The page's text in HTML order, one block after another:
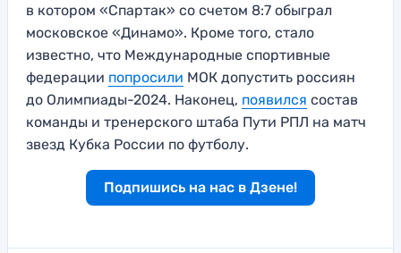
в котором «Спартак» со счетом 8:7 обыграл
московское «Динамо». Кроме того, стало
известно, что Международные спортивные
федерации попросили МОК допустить россиян
до Олимпиады-2024. Наконец, появился состав
команды и тренерского штаба Пути РПЛ на матч
звезд Кубка России по футболу.
Подпишись на нас в Дзене!